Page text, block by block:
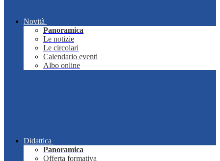
Novità
Panoramica
Le notizie
Le circolari
Calendario eventi
Albo online
Didattica
Panoramica
Offerta formativa